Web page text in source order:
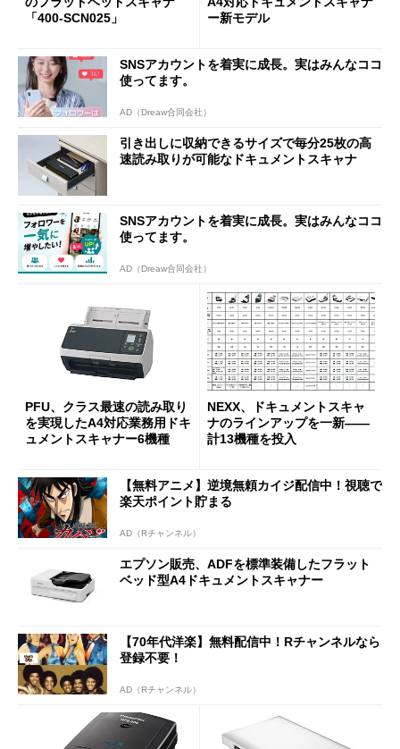
「400-SCN025」
ー新モデル
SNSアカウントを着実に成長。実はみんなココ
使ってます。
AD（Dreaw合同会社）
引き出しに収納できるサイズで毎分25枚の高
速読み取りが可能なドキュメントスキャナ
SNSアカウントを着実に成長。実はみんなココ
使ってます。
AD（Dreaw合同会社）
PFU、クラス最速の読み取り
を実現したA4対応業務用ドキ
ュメントスキャナー6機種
NEXX、ドキュメントスキャ
ナのラインアップを一新――
計13機種を投入
【無料アニメ】逆境無頼カイジ配信中！視聴で
楽天ポイント貯まる
AD（Rチャンネル）
エプソン販売、ADFを標準装備したフラット
ベッド型A4ドキュメントスキャナー
【70年代洋楽】無料配信中！Rチャンネルなら
登録不要！
AD（Rチャンネル）